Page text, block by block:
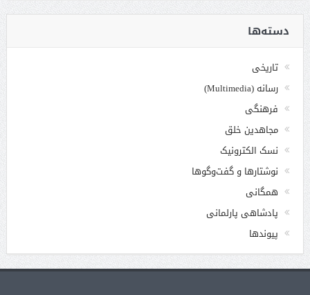
دسته‌ها
تاریخی
رسانه (Multimedia)
فرهنگی
مجاهدین خلق
نسک الکترونیک
نوشتارها و گفت‌وگوها
همگانی
پادشاهی پارلمانی
پیوندها